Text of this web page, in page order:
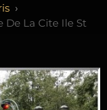
De La Cite Ile St